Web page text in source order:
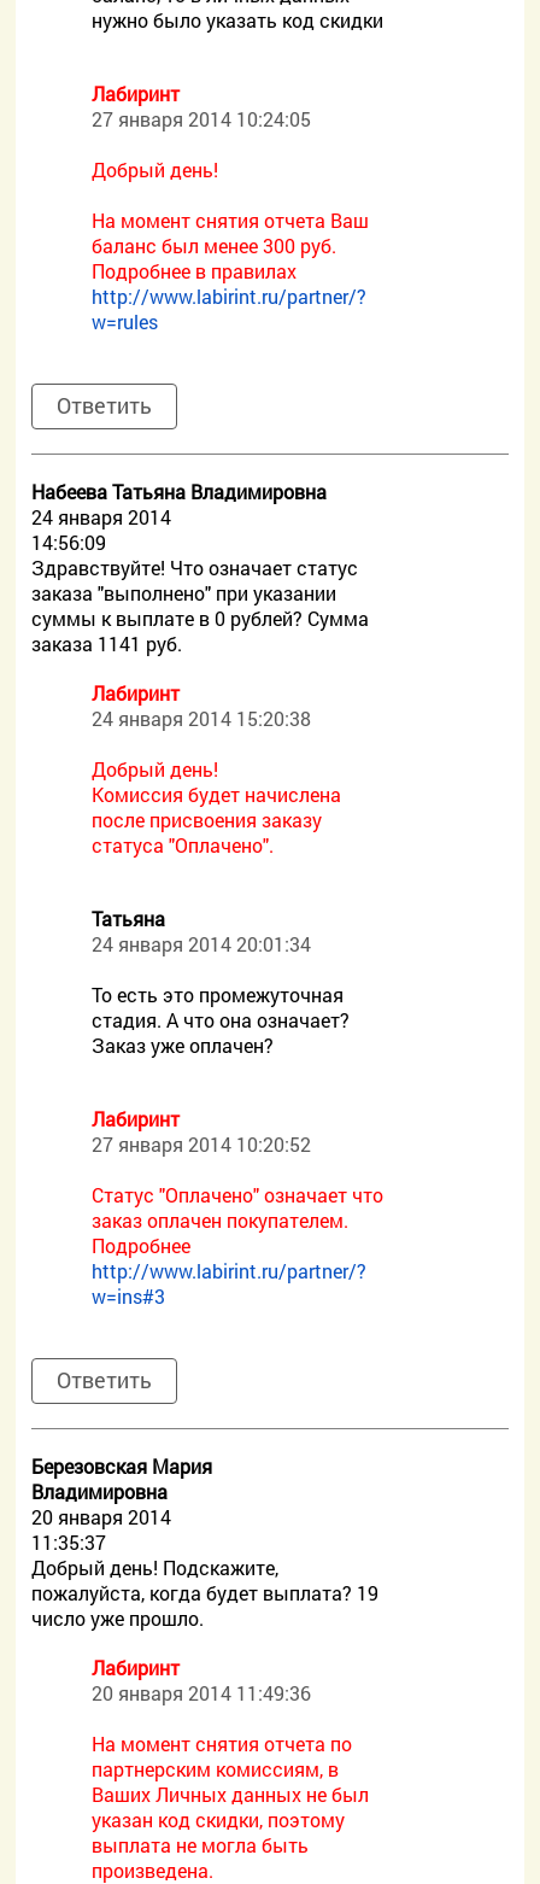
нужно было указать код скидки
Лабиринт
27 января 2014 10:24:05
Добрый день!
На момент снятия отчета Ваш
баланс был менее 300 руб.
Подробнее в правилах
http://www.labirint.ru/partner/?
w=rules
Ответить
Набеева Татьяна Владимировна
24 января 2014
14:56:09
Здравствуйте! Что означает статус
заказа "выполнено" при указании
суммы к выплате в 0 рублей? Сумма
заказа 1141 руб.
Лабиринт
24 января 2014 15:20:38
Добрый день!
Комиссия будет начислена
после присвоения заказу
статуса "Оплачено".
Татьяна
24 января 2014 20:01:34
То есть это промежуточная
стадия. А что она означает?
Заказ уже оплачен?
Лабиринт
27 января 2014 10:20:52
Статус "Оплачено" означает что
заказ оплачен покупателем.
Подробнее
http://www.labirint.ru/partner/?
w=ins#3
Ответить
Березовская Мария
Владимировна
20 января 2014
11:35:37
Добрый день! Подскажите,
пожалуйста, когда будет выплата? 19
число уже прошло.
Лабиринт
20 января 2014 11:49:36
На момент снятия отчета по
партнерским комиссиям, в
Ваших Личных данных не был
указан код скидки, поэтому
выплата не могла быть
произведена.